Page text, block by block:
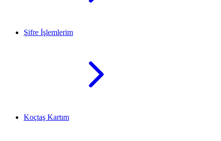
Şifre İşlemlerim
Koçtaş Kartım